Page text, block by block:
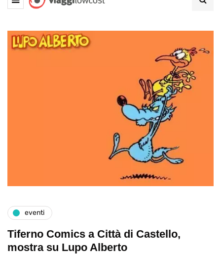
eventi
Tiferno Comics a Città di Castello,
mostra su Lupo Alberto